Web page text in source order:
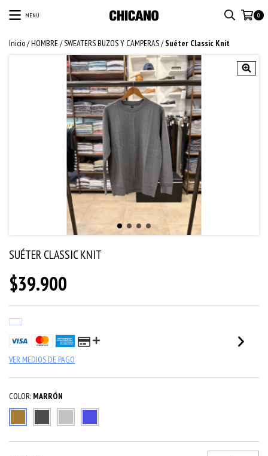
MENÚ 0
Inicio/HOMBRE/SWEATERS BUZOS Y CAMPERAS/ Suéter Classic Knit
SUÉTER CLASSIC KNIT
$39.900
VER MEDIOS DE PAGO
COLOR: MARRÓN